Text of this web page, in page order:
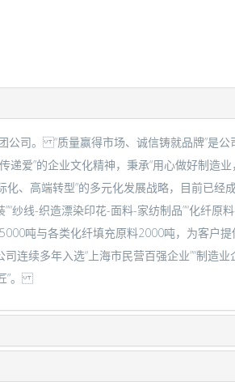
司。 “质量赢得市场、诚信铸就品牌”是
递爱”的企业文化精神，秉承“用心做好制造
、高端转型”的多元化发展战略，目前已经
线-织造漂染印花-面料-家纺制品”“化纤原
吨与各类化纤填充原料2000吨，为客户
续多年入选“上海市民营百强企业”“制造业
匠”。